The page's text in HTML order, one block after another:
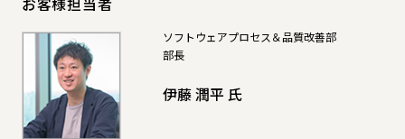
ソフトウェアプロセス＆品質改善部
部長
伊藤 潤平 氏